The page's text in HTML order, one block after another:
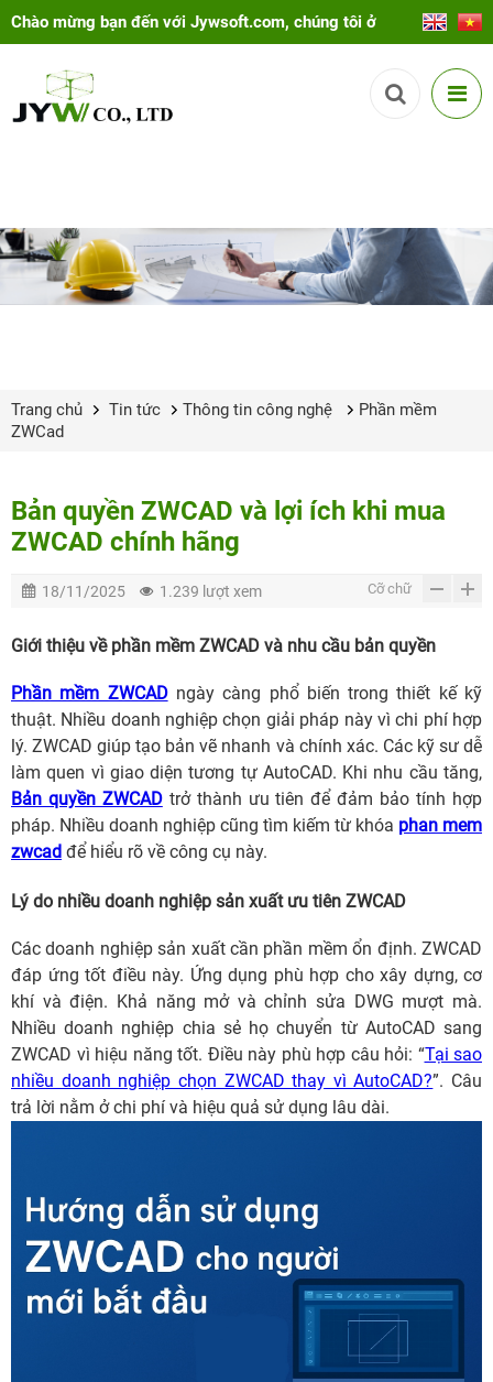
Chào mừng bạn đến với Jywsoft.com, chúng tôi ở
đây để giúp bạn!
Trang chủ Tin tức Thông tin công nghệ
Phần mềm
ZWCad
Bản quyền ZWCAD và lợi ích khi mua
ZWCAD chính hãng
18/11/2025 1.239 lượt xem Cỡ chữ
Giới thiệu về phần mềm ZWCAD và nhu cầu bản quyền
Phần mềm ZWCADngày càng phổ biến trong thiết kế kỹ
thuật. Nhiều doanh nghiệp chọn giải pháp này vì chi phí hợp
lý. ZWCAD giúp tạo bản vẽ nhanh và chính xác. Các kỹ sư dễ
làm quen vì giao diện tương tự AutoCAD. Khi nhu cầu tăng,
Bản quyền ZWCADtrở thành ưu tiên để đảm bảo tính hợp
pháp. Nhiều doanh nghiệp cũng tìm kiếm từ khóa phan mem
zwcad để hiểu rõ về công cụ này.
Lý do nhiều doanh nghiệp sản xuất ưu tiên ZWCAD
Các doanh nghiệp sản xuất cần phần mềm ổn định. ZWCAD
đáp ứng tốt điều này. Ứng dụng phù hợp cho xây dựng, cơ
khí và điện. Khả năng mở và chỉnh sửa DWG mượt mà.
Nhiều doanh nghiệp chia sẻ họ chuyển từ AutoCAD sang
ZWCAD vì hiệu năng tốt. Điều này phù hợp câu hỏi: “Tại sao
nhiều doanh nghiệp chọn ZWCAD thay vì AutoCAD?”. Câu
trả lời nằm ở chi phí và hiệu quả sử dụng lâu dài.